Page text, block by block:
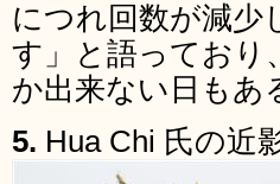
につれ回数が減少
す」と語っており
か出来ない日もあ
5. Hua Chi 氏の近